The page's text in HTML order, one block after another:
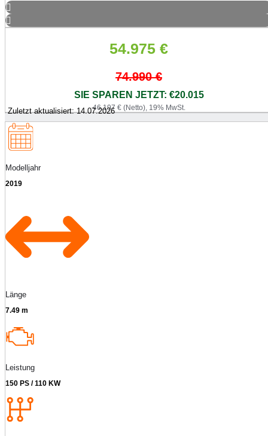
54.975 €
74.990€
SIE SPAREN JETZT: €20.015
46.197 € (Netto), 19% MwSt.
Zuletzt aktualisiert: 14.07.2026
Modelljahr
2019
Länge
7.49 m
Leistung
150 PS / 110 KW